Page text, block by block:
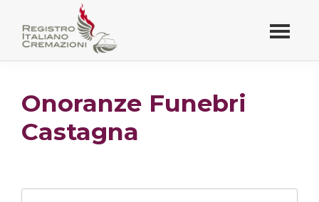
contenuto
principaleRegistro Italiano
Onoranze Funebri
Castagna